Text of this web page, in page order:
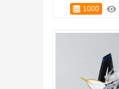
1000